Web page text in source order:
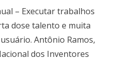
– Executar trabalhos
dose talento e muita
Antônio Ramos,
dos Inventores